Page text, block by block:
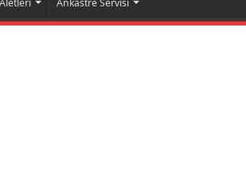
Ankastre Servisi